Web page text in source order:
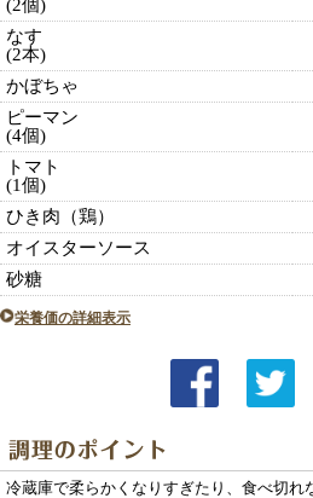
(2個)
なす
(2本)
かぼちゃ
ピーマン
(4個)
トマト
(1個)
ひき肉（鶏）
オイスターソース
砂糖
栄養価の詳細表示
冷蔵庫で柔らかくなりすぎたり、食べ切れ